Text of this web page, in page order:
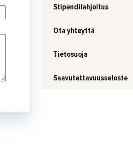
Stipendilahjoitus
Ota yhteyttä
Tietosuoja
Saavutettavuusseloste